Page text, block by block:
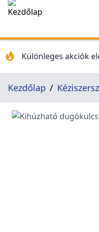
Különleges akciók
Kezdőlap